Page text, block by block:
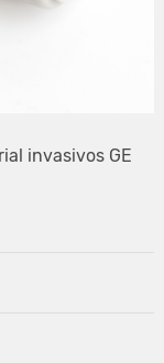
invasivos GE